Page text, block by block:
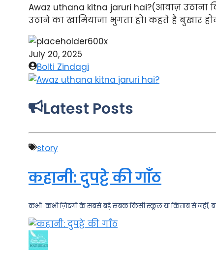
Awaz uthana kitna jaruri hai?(आवाज़
उठाने का खामियाजा भुगता हो। कहते है बुखार
July 20, 2025
Bolti Zindagi
Latest Posts
story
कहानी: दुपट्टे की गाँठ
कभी-कभी ज़िंदगी के सबसे बड़े सबक किसी स्कूल या किताब से नहीं,